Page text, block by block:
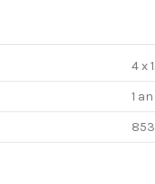
4 x
1 an